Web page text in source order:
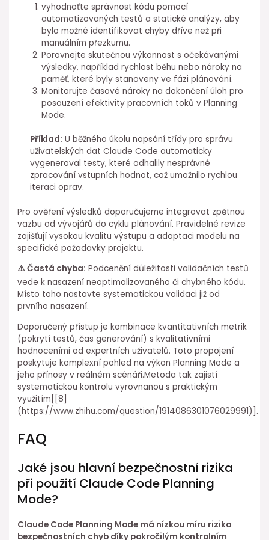
vyhodnoťte správnost kódu pomocí
automatizovaných testů a statické analýzy, aby
bylo možné identifikovat chyby dříve než při
manuálním přezkumu.
Porovnejte skutečnou výkonnost s⁢ očekávanými
výsledky, například rychlost běhu nebo nároky na
paměť, které byly stanoveny ve fázi plánování.
Monitorujte časové nároky na dokončení úloh pro
posouzení efektivity pracovních toků v Planning⁤
Mode.
Příklad: U běžného úkolu napsání třídy pro správu⁣
uživatelských dat Claude⁢ Code automaticky
vygeneroval testy, které odhalily nesprávné
zpracování vstupních hodnot, což umožnilo rychlou
iteraci⁤ oprav.
Pro ověření výsledků doporučujeme integrovat zpětnou
vazbu od vývojářů do cyklu plánování. Pravidelné revize
zajišťují vysokou kvalitu výstupu a adaptaci modelu na
specifické požadavky projektu.
⚠️ Častá chyba: Podcenění důležitosti validačních testů
vede k nasazení neoptimalizovaného či chybného kódu.
Místo toho nastavte systematickou validaci již od
prvního nasazení.
Doporučený přístup je kombinace kvantitativních metrik
(pokrytí testů, čas generování) s kvalitativními
hodnoceními od expertních uživatelů. Toto propojení
poskytuje komplexní pohled na výkon Planning Mode a
jeho přínosy v reálném scénáři.Metoda tak ⁢zajistí
systematickou kontrolu vyrovnanou s praktickým
⁣využitím[[8]
(https://www.zhihu.com/question/1914086301076029991)].
FAQ
Jaké jsou hlavní bezpečnostní rizika
při použití Claude Code Planning
Mode?
Claude Code Planning Mode má nízkou míru rizika
bezpečnostních chyb díky pokročilým kontrolním